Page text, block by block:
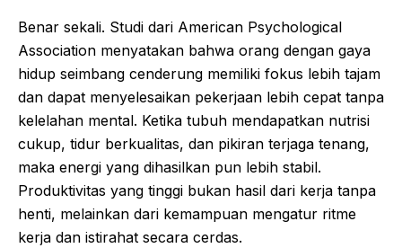
Benar sekali. Studi dari American Psychological
Association menyatakan bahwa orang dengan gaya
hidup seimbang cenderung memiliki fokus lebih tajam
dan dapat menyelesaikan pekerjaan lebih cepat tanpa
kelelahan mental. Ketika tubuh mendapatkan nutrisi
cukup, tidur berkualitas, dan pikiran terjaga tenang,
maka energi yang dihasilkan pun lebih stabil.
Produktivitas yang tinggi bukan hasil dari kerja tanpa
henti, melainkan dari kemampuan mengatur ritme
kerja dan istirahat secara cerdas.